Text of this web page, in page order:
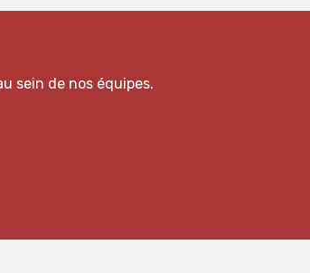
sein de nos équipes.